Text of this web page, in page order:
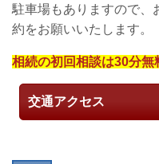
駐車場もありますので、
約をお願いいたします。
相続の初回相談は30分無
交通アクセス